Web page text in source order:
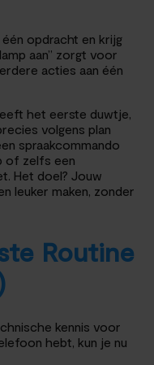
opdracht en krijg
aan” zorgt voor
acties aan één
het eerste duwtje,
volgens plan
spraakcommando
of zelfs een
Het doel? Jouw
leuker maken, zonder
Routine
kennis voor
hebt, kun je nu